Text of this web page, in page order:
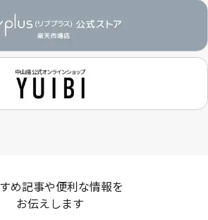
め記事や便利な情報を
お伝えします